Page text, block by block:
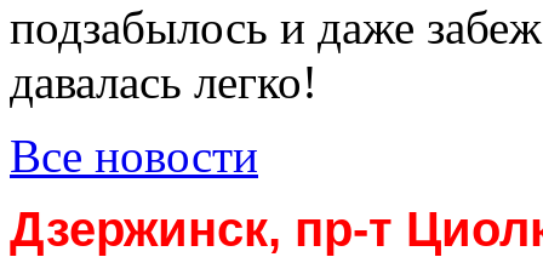
подзабылось и даже
давалась легко!
Все новости
Дзержинск, пр-т